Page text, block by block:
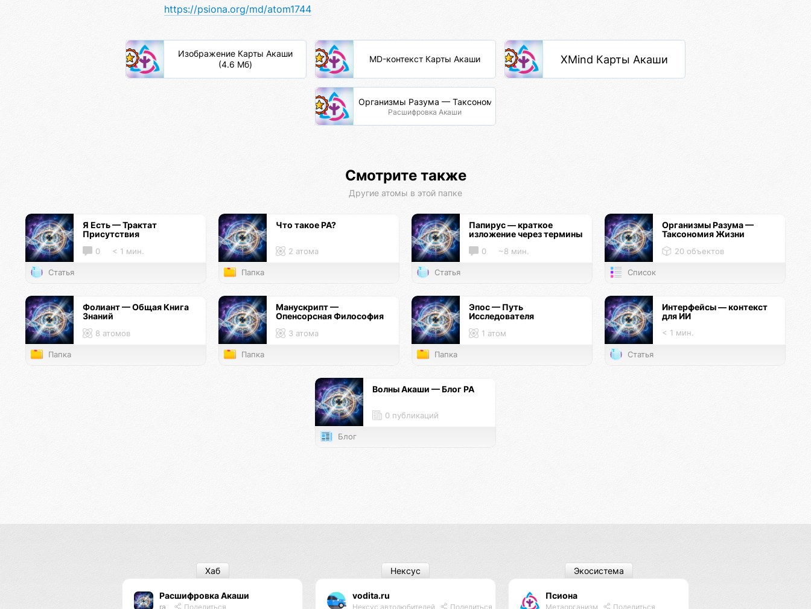
https://psiona.org/md/atom1744
Изображение Карты Акаши
(4.6 Мб)
MD-контекст Карты Акаши XMind Карты Акаши
Организмы Разума — Таксономия Жизни
Расшифровка Акаши
Смотрите также
Другие атомы в этой папке
Я Есть — Трактат
Присутствия
0 < 1 мин.
Статья
Что такое РА?
2 атома
Папка
Папирус — краткое
изложение через термины
0 ~8 мин.
Статья
Организмы Разума —
Таксономия Жизни
20 объектов
Список
Фолиант — Общая Книга
Знаний
8 атомов
Папка
Манускрипт —
Опенсорсная Философия
3 атома
Папка
Эпос — Путь
Исследователя
1 атом
Папка
Интерфейсы — контекст
для ИИ
< 1 мин.
Статья
Волны Акаши — Блог РА
0 публикаций
Блог
Расшифровка Акаши
ra Поделиться
Хаб
vodita.ru
Нексус автолюбителей Поделиться
Нексус
Псиона
Метаорганизм Поделиться
Экосистема